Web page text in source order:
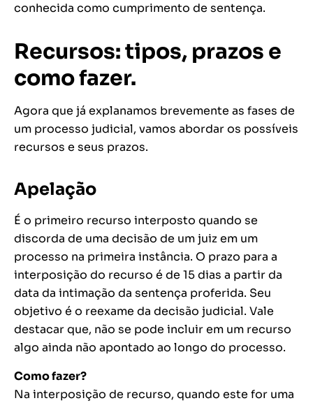
conhecida como cumprimento de sentença.
Recursos: tipos, prazos e
como fazer.
Agora que já explanamos brevemente as fases de
um processo judicial, vamos abordar os possíveis
recursos e seus prazos.
Apelação
É o primeiro recurso interposto quando se
discorda de uma decisão de um juiz em um
processo na primeira instância. O prazo para a
interposição do recurso é de 15 dias a partir da
data da intimação da sentença proferida. Seu
objetivo é o reexame da decisão judicial. Vale
destacar que, não se pode incluir em um recurso
algo ainda não apontado ao longo do processo.
Como fazer?
Na interposição de recurso, quando este for uma